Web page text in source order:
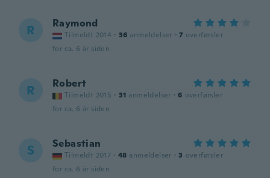
R Raymond
Tilmeldt 2014 · 36 anmeldelser · 7 overførsler
for ca. 6 år siden
R Robert
Tilmeldt 2015 · 31 anmeldelser · 6 overførsler
for ca. 6 år siden
S Sebastian
Tilmeldt 2017 · 48 anmeldelser · 3 overførsler
for ca. 6 år siden